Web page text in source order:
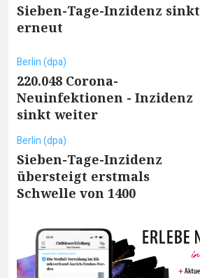
Sieben-Tage-Inzidenz sinkt
erneut
Berlin (dpa)
220.048 Corona-
Neuinfektionen - Inzidenz
sinkt weiter
Berlin (dpa)
Sieben-Tage-Inzidenz
übersteigt erstmals
Schwelle von 1400